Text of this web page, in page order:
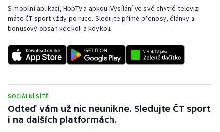
Triatlon
Vodní slalom
Volejbal
Ostatní
S mobilní aplikací, HbbTV a apkou iVysílání ve své chytré televizi
máte ČT sport vždy po ruce. Sledujte přímé přenosy, články a
bonusový obsah kdekoli a kdykoli.
SOCIÁLNÍ SÍTĚ
Odteď vám už nic neunikne. Sledujte ČT sport
i na dalších platformách.